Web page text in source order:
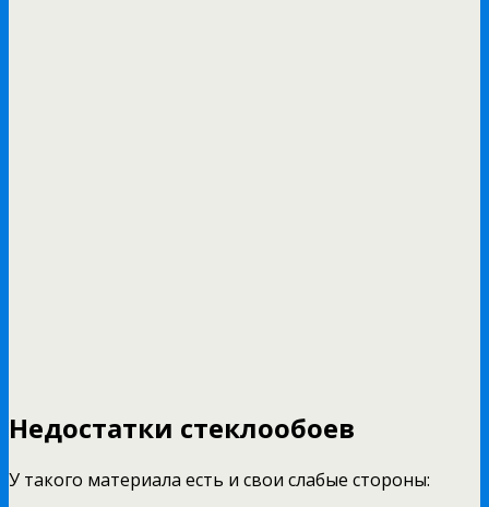
Недостатки стеклообоев
У такого материала есть и свои слабые стороны: